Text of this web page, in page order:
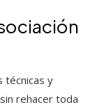
técnicas y
rehacer toda